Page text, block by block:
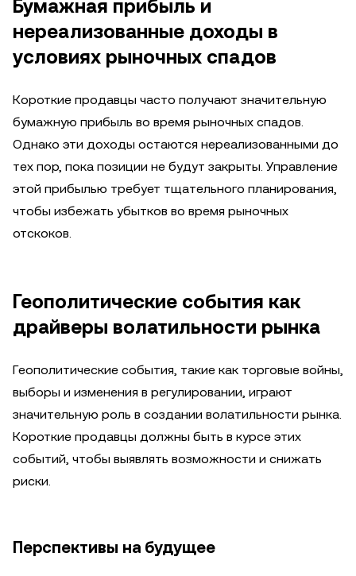
Бумажная прибыль и
нереализованные доходы в
условиях рыночных спадов
Короткие продавцы часто получают значительную
бумажную прибыль во время рыночных спадов.
Однако эти доходы остаются нереализованными до
тех пор, пока позиции не будут закрыты. Управление
этой прибылью требует тщательного планирования,
чтобы избежать убытков во время рыночных
отскоков.
Геополитические события как
драйверы волатильности рынка
Геополитические события, такие как торговые войны,
выборы и изменения в регулировании, играют
значительную роль в создании волатильности рынка.
Короткие продавцы должны быть в курсе этих
событий, чтобы выявлять возможности и снижать
риски.
Перспективы на будущее